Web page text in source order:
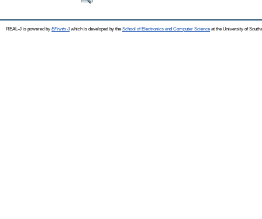
REAL-J is powered by EPrints 3which is developed by the School of Electronics and Computer Science at the University of